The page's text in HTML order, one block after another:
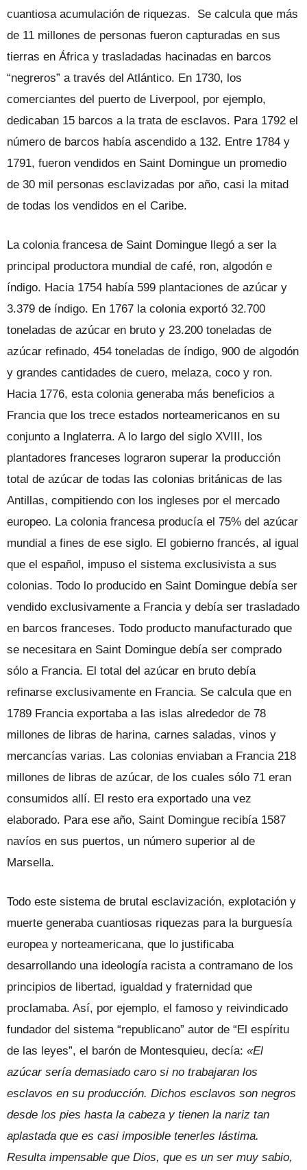
cuantiosa acumulación de riquezas. Se calcula que más
de 11 millones de personas fueron capturadas en sus
tierras en África y trasladadas hacinadas en barcos
“negreros” a través del Atlántico. En 1730, los
comerciantes del puerto de Liverpool, por ejemplo,
dedicaban 15 barcos a la trata de esclavos. Para 1792 el
número de barcos había ascendido a 132. Entre 1784 y
1791, fueron vendidos en Saint Domingue un promedio
de 30 mil personas esclavizadas por año, casi la mitad
de todas los vendidos en el Caribe.
La colonia francesa de Saint Domingue llegó a ser la
principal productora mundial de café, ron, algodón e
índigo. Hacia 1754 había 599 plantaciones de azúcar y
3.379 de índigo. En 1767 la colonia exportó 32.700
toneladas de azúcar en bruto y 23.200 toneladas de
azúcar refinado, 454 toneladas de índigo, 900 de algodón
y grandes cantidades de cuero, melaza, coco y ron.
Hacia 1776, esta colonia generaba más beneficios a
Francia que los trece estados norteamericanos en su
conjunto a Inglaterra. A lo largo del siglo XVIII, los
plantadores franceses lograron superar la producción
total de azúcar de todas las colonias británicas de las
Antillas, compitiendo con los ingleses por el mercado
europeo. La colonia francesa producía el 75% del azúcar
mundial a fines de ese siglo. El gobierno francés, al igual
que el español, impuso el sistema exclusivista a sus
colonias. Todo lo producido en Saint Domingue debía ser
vendido exclusivamente a Francia y debía ser trasladado
en barcos franceses. Todo producto manufacturado que
se necesitara en Saint Domingue debía ser comprado
sólo a Francia. El total del azúcar en bruto debía
refinarse exclusivamente en Francia. Se calcula que en
1789 Francia exportaba a las islas alrededor de 78
millones de libras de harina, carnes saladas, vinos y
mercancías varias. Las colonias enviaban a Francia 218
millones de libras de azúcar, de los cuales sólo 71 eran
consumidos allí. El resto era exportado una vez
elaborado. Para ese año, Saint Domingue recibía 1587
navíos en sus puertos, un número superior al de
Marsella.
Todo este sistema de brutal esclavización, explotación y
muerte generaba cuantiosas riquezas para la burguesía
europea y norteamericana, que lo justificaba
desarrollando una ideología racista a contramano de los
principios de libertad, igualdad y fraternidad que
proclamaba. Así, por ejemplo, el famoso y reivindicado
fundador del sistema “republicano” autor de “El espíritu
de las leyes”, el barón de Montesquieu, decía: «El
azúcar sería demasiado caro si no trabajaran los
esclavos en su producción. Dichos esclavos son negros
desde los pies hasta la cabeza y tienen la nariz tan
aplastada que es casi imposible tenerles lástima.
Resulta impensable que Dios, que es un ser muy sabio,